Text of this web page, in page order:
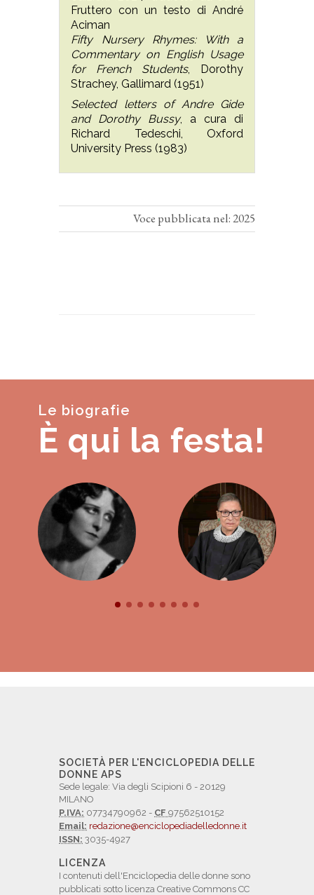
Fruttero con un testo di André
Aciman
Fifty Nursery Rhymes: With a
Commentary on English Usage
for French Students, Dorothy
Strachey, Gallimard (1951)
Selected letters of Andre Gide
and Dorothy Bussy, a cura di
Richard Tedeschi, Oxford
University Press (1983)
Voce pubblicata nel: 2025
Le biografie
È qui la festa!
SOCIETÀ PER L'ENCICLOPEDIA DELLE
DONNE APS
Sede legale: Via degli Scipioni 6 - 20129
MILANO
P.IVA: 07734790962 - CF 97562510152
Email: redazione@enciclopediadelledonne.it
ISSN: 3035-4927
LICENZA
I contenuti dell'Enciclopedia delle donne sono
pubblicati sotto licenza Creative Commons CC